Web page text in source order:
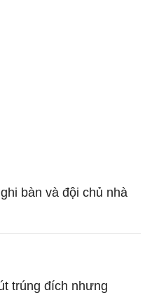
bàn và đội chủ nhà
trúng đích nhưng